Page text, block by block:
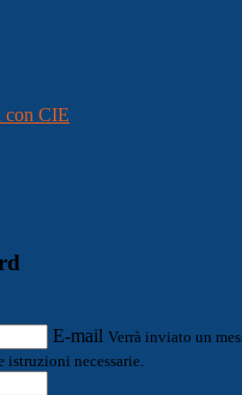
con CIE
E-mail Verrà inviato un
necessarie.